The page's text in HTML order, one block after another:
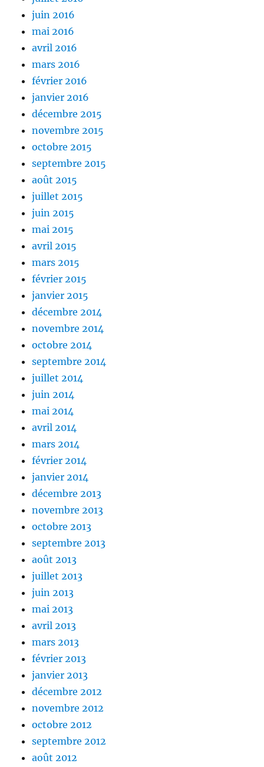
juin 2016
mai 2016
avril 2016
mars 2016
février 2016
janvier 2016
décembre 2015
novembre 2015
octobre 2015
septembre 2015
août 2015
juillet 2015
juin 2015
mai 2015
avril 2015
mars 2015
février 2015
janvier 2015
décembre 2014
novembre 2014
octobre 2014
septembre 2014
juillet 2014
juin 2014
mai 2014
avril 2014
mars 2014
février 2014
janvier 2014
décembre 2013
novembre 2013
octobre 2013
septembre 2013
août 2013
juillet 2013
juin 2013
mai 2013
avril 2013
mars 2013
février 2013
janvier 2013
décembre 2012
novembre 2012
octobre 2012
septembre 2012
août 2012